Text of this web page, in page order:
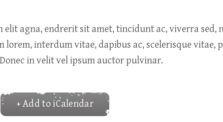
elit agna, endrerit sit amet, tincidunt ac, viverra sed,
lorem, interdum vitae, dapibus ac, scelerisque vitae,
in velit vel ipsum auctor pulvinar.
+ Add to iCalendar